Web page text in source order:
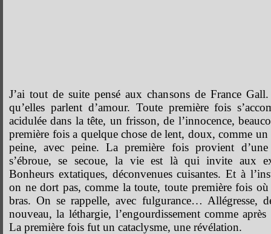
J’ai tout de suite pensé aux chansons de France
qu’elles parlent d’amour. Toute première fois
acidulée dans la tête, un frisson, de l’innocence,
première fois a quelque chose de lent, doux, comme
peine, avec peine. La première fois provient
s’ébroue, se secoue, la vie est là qui invite aux
Bonheurs extatiques, déconvenues cuisantes. Et à
on ne dort pas, comme la toute, toute première fois
bras. On se rappelle, avec fulgurance… Allégresse,
nouveau, la léthargie, l’engourdissement comme après
La première fois fut un cataclysme, une révélation.